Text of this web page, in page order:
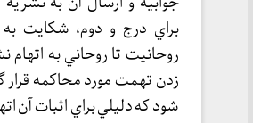
براي درج و دوم، شكايت به
روحانيت تا روحاني به اتهام
زدن تهمت مورد محاكمه قرار
شود كه دليلي براي اثبات آن